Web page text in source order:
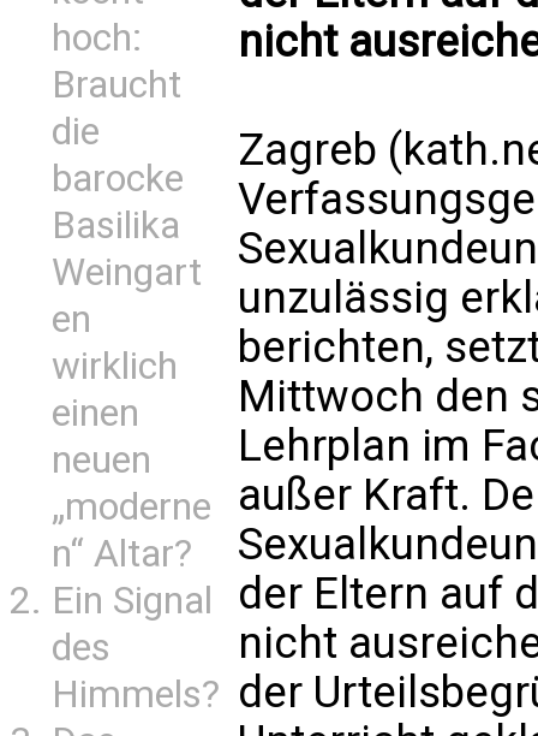
hoch:
Braucht
die
barocke
Basilika
Weingart
en
wirklich
einen
neuen
„moderne
n“ Altar?
Ein Signal
des
Himmels?
nicht
Zagreb
unzulässig
berichten,
Mittwoch den
Lehrplan im
außer Kraft.
der Eltern auf
nicht
der